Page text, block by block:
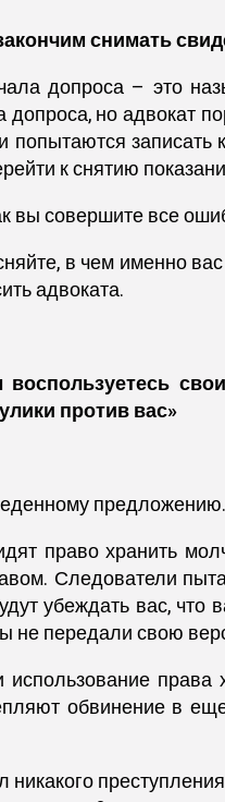
снимать
допроса – это
но адвокат
попытаются записать
к снятию
вы совершите все
в чем именно
адвоката.
против вас»
предложению.
право хранить
Следователи
убеждать вас, что
не передали свою
использование
обвинение в